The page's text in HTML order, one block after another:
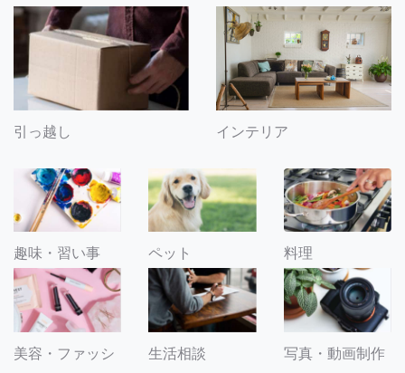
引っ越し インテリア
趣味・習い事 ペット 料理
美容・ファッシ
生活相談 写真・動画制作